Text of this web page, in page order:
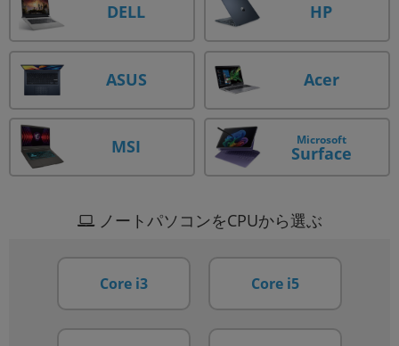
DELL HP
ASUS Acer
MSI Microsoft
Surface
ノートパソコンをCPUから選ぶ
Core i3 Core i5